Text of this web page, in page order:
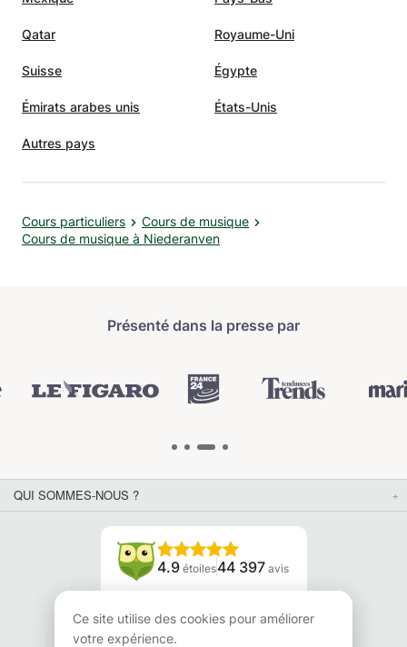
Qatar Royaume-Uni
Suisse Égypte
Émirats arabes unis États-Unis
Autres pays
Cours particuliers
Cours de musique
Cours de musique à Niederanven
Présenté dans la presse par
QUI SOMMES-NOUS ?
4.9 étoiles44 397 avis
Lisez nos avis
Ce site utilise des cookies pour améliorer
votre expérience.